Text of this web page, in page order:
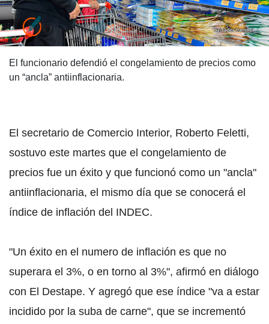
El funcionario defendió el congelamiento de precios como
un “ancla” antiinflacionaria.
El secretario de Comercio Interior, Roberto Feletti,
sostuvo este martes que el congelamiento de
precios fue un éxito y que funcionó como un "ancla"
antiinflacionaria, el mismo día que se conocerá el
índice de inflación del INDEC.
"Un éxito en el numero de inflación es que no
superara el 3%, o en torno al 3%", afirmó en diálogo
con El Destape. Y agregó que ese índice "va a estar
incidido por la suba de carne", que se incrementó